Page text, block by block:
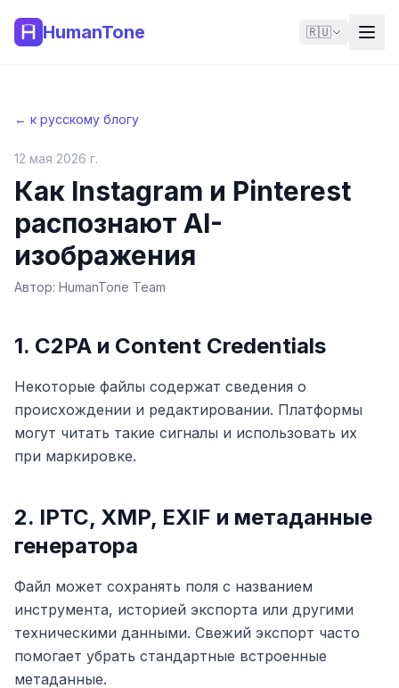
HumanTone 🇷🇺
← к русскому блогу
12 мая 2026 г.
Как Instagram и Pinterest
распознают AI-
изображения
Автор: HumanTone Team
1. C2PA и Content Credentials
Некоторые файлы содержат сведения о
происхождении и редактировании. Платформы
могут читать такие сигналы и использовать их
при маркировке.
2. IPTC, XMP, EXIF и метаданные
генератора
Файл может сохранять поля с названием
инструмента, историей экспорта или другими
техническими данными. Свежий экспорт часто
помогает убрать стандартные встроенные
метаданные.